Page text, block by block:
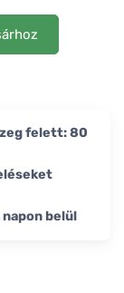
felett: 80
belül